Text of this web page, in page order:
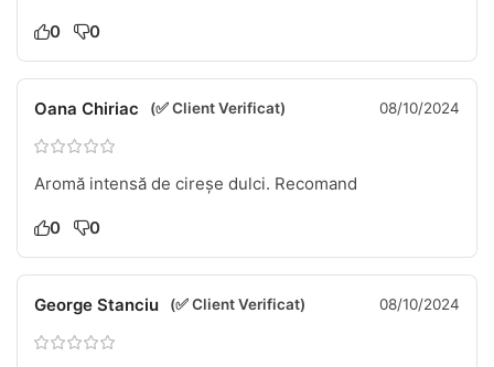
0 0
Oana Chiriac (✅ Client Verificat) 08/10/2024
Aromă intensă de cireșe dulci. Recomand
0 0
George Stanciu (✅ Client Verificat) 08/10/2024